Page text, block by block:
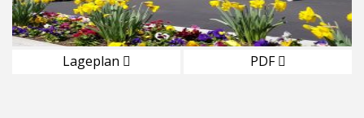
Lageplan PDF